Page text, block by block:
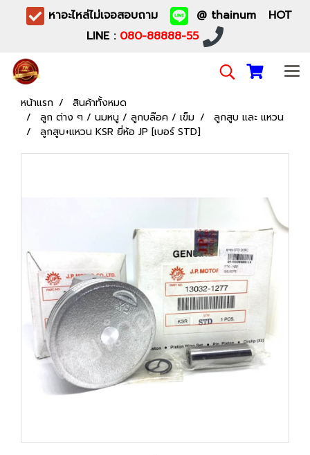
หาอะไหล่ไม่เจอสอบถาม
@ thainum HOT
LINE : 080-88888-55
หน้าแรก
สินค้าทั้งหมด
ลูก ต่าง ๆ / นมหนู / ลูกบล๊อค / เข็ม
ลูกสูบ และ แหวน
ลูกสูบ+แหวน KSR ยี่ห้อ JP [เบอร์ STD]